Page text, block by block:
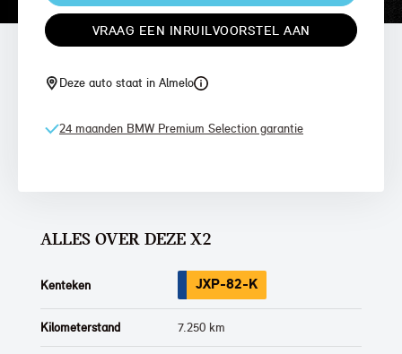
VRAAG EEN INRUILVOORSTEL AAN
Deze auto staat in Almelo
24 maanden BMW Premium Selection garantie
ALLES OVER DEZE X2
Kenteken JXP-82-K
Kilometerstand 7.250 km